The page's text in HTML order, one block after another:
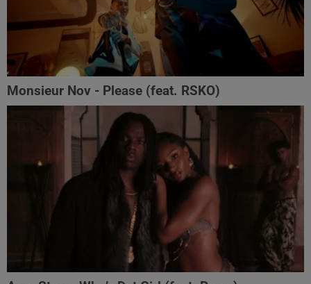
Monsieur Nov‬ - Please (feat. RSKO)